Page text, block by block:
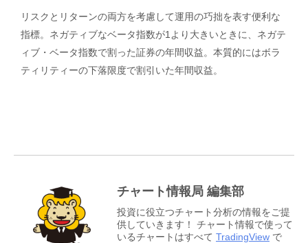
リスクとリターンの両方を考慮して運用の巧拙を表す便利な
指標。ネガティブなベータ指数が1より大きいときに、ネガテ
ィブ・ベータ指数で割った証券の年間収益。本質的にはボラ
ティリティーの下落限度で割引いた年間収益。
チャート情報局 編集部
投資に役立つチャート分析の情報をご提
供していきます！ チャート情報で使って
いるチャートはすべて TradingView で